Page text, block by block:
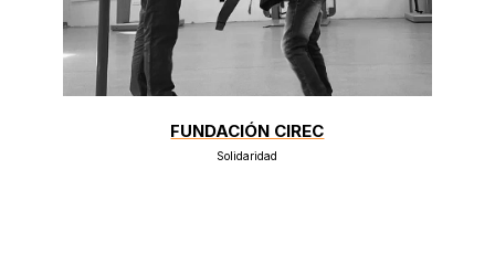
FUNDACIÓN CIREC
Solidaridad